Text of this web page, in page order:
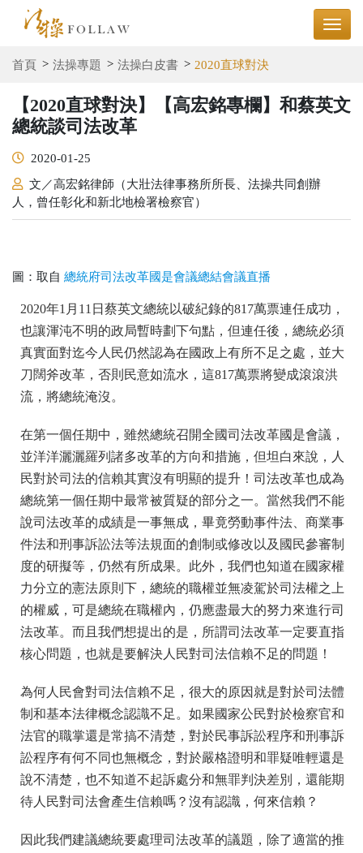
首頁 法操專題 法操白皮書 2020直球對決
【2020直球對決】【高宏銘專欄】和蔡英文
總統談司法改革
2020-01-25
文／高宏銘律師（大壯法律事務所所長、法操共同創辦
人，曾任彰化和新北地檢署檢察官）
圖：取自 總統府司法改革國是會議總結會議直播
2020年1月11日蔡英文總統以破紀錄的817萬票連任成功，
也讓渾沌不明的政局暫時劃下句點，但連任後，總統必須
真實面對迄今人民仍然認為在國政上有所不足之處，並大
刀闊斧改革，否則民意如流水，這817萬票將變成滾滾洪
流，將總統淹沒。
在第一個任期中，雖然總統召開全國司法改革國是會議，
並洋洋灑灑羅列諸多改革的方向和措施，但坦白來說，人
民對於司法的信賴其實沒有明顯的提升！司法改革也成為
總統第一個任期中最常被質疑的部分之一。當然我們不能
說司法改革的成績是一事無成，畢竟勞動事件法、商業事
件法和刑事訴訟法等法規面的創制或修改以及國民參審制
度的研擬等，仍然有所成果。此外，我們也知道在國家權
力分立的憲法原則下，總統的職權並無凌駕於司法權之上
的權威，可是總統在職權內，仍應盡最大的努力來進行司
法改革。而且我們想提出的是，所謂司法改革一定要直指
核心問題，也就是要解決人民對司法信賴不足的問題！
為何人民會對司法信賴不足，很大的原因就是對於司法體
制和基本法律概念認識不足。如果國家公民對於檢察官和
法官的職掌還是常搞不清楚，對於民事訴訟程序和刑事訴
訟程序有何不同也無概念，對於嚴格證明和罪疑唯輕還是
說不清楚，也不知道不起訴處分和無罪判決差別，還能期
待人民對司法會產生信賴嗎？沒有認識，何來信賴？
因此我們建議總統要處理司法改革的議題，除了適當的推